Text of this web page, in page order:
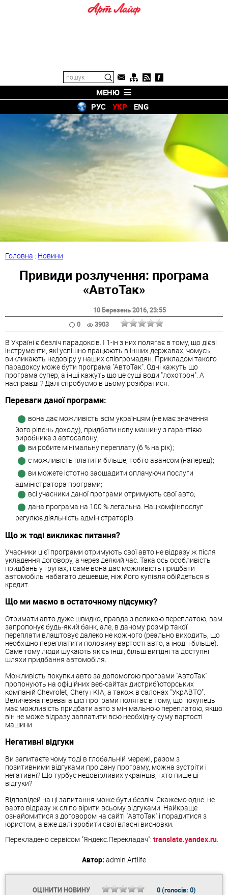
МЕНЮ
РУС
УКР ENG
Головна : Новини
Привиди розлучення: програма
«АвтоТак»
10 Березень 2016, 23:55
0
3903
В Україні є безліч парадоксів. І 1-ін з них полягає в тому, що дієві
інструменти, які успішно працюють в інших державах, чомусь
викликають недовіру у наших співгромадян. Прикладом такого
парадоксу може бути програма "АвтоТак". Одні кажуть що
програма супер, а інші кажуть що це сущі води "лохотрон". А
насправді ? Далі спробуємо в цьому розібратися.
Переваги даної програми:
вона дає можливість всім українцям (не має значення
його рівень доходу), придбати нову машину з гарантією
виробника з автосалону;
ви робите мінімальну переплату (6 % на рік);
є можливість платити більше, тобто авансом (наперед);
ви можете істотно заощадити оплачуючи послуги
адміністратора програми;
всі учасники даної програми отримують свої авто;
дана програма на 100 % легальна. Нацкомфінпослуг
регулює діяльність адміністраторів.
Що ж тоді викликає питання?
Учасники цієї програми отримують свої авто не відразу ж після
укладення договору, а через деякий час. Така ось особливість
придбань у групах, і саме вона дає можливість придбати
автомобіль набагато дешевше, ніж його купівля обійдеться в
кредит.
Що ми маємо в остаточному підсумку?
Отримати авто дуже швидко, правда з великою переплатою, вам
запропонує будь-який банк, але, в даному розмір такої
переплати влаштовує далеко не кожного (реально виходить, що
необхідно переплатити половину вартості авто, а іноді і більше).
Саме тому люди шукають якісь інші, більш вигідні та доступні
шляхи придбання автомобіля.
Можливість покупки авто за допомогою програми "АвтоТак"
пропонують на офіційних веб-сайтах дистриб'юторських
компаній Chevrolet, Chery і KIA, а також в салонах "УкрАВТО".
Величезна перевага цієї програми полягає в тому, що покупець
має можливість придбати авто з мінімальною переплатою, якщо
він не може відразу заплатити всю необхідну суму вартості
машини.
Негативні відгуки
Ви запитаєте чому тоді в глобальній мережі, разом з
позитивними відгуками про дану програму, можна зустріти і
негативні? Що турбує недовірливих українців, і хто пише ці
відгуки?
Відповідей на ці запитання може бути безліч. Скажемо одне: не
варто відразу ж сліпо вірити всьому відгуками. Найкраще
ознайомитися з договором на сайті "АвтоТак" і порадитися з
юристом, а вже далі зробити свої власні висновки.
Перекладено сервісом "Яндекс.Перекладач": translate.yandex.ru
Автор: admin Artlife
ОЦІНИТИ НОВИНУ 0(голосів: 0)